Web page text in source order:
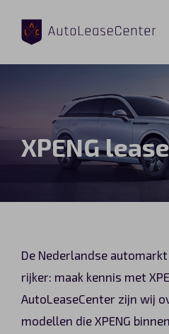
XPENG lease
De Nederlandse
rijker: maak kennis met
AutoLeaseCenter zijn wij
modellen die XPENG
Zakelijke auto’s
Bedrijfswagens
Private lease
Shortlease